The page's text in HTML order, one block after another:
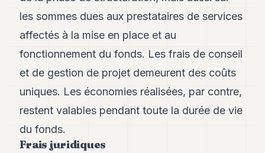
les sommes dues aux prestataires de services
affectés à la mise en place et au
fonctionnement du fonds. Les frais de conseil
et de gestion de projet demeurent des coûts
uniques. Les économies réalisées, par contre,
restent valables pendant toute la durée de vie
du fonds.
Frais juridiques